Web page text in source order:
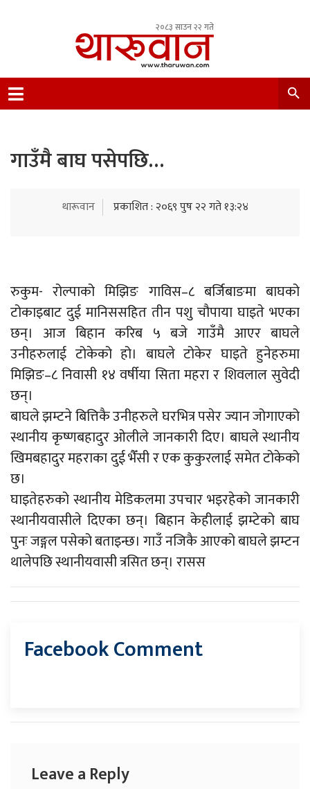
२०८३ साउन २२ गते
Nepal.
गाउँमै बाघ पसेपछि…
थारूवान प्रकाशित : २०६९ पुष २२ गते १३:२४
रुकुम- रोल्पाको मिझिङ गाविस–८ बर्जिबाङमा बाघको
टोकाइबाट दुई मानिससहित तीन पशु चौपाया घाइते भएका
छन्। आज बिहान करिब ५ बजे गाउँमै आएर बाघले
उनीहरुलाई टोकेको हो। बाघले टोकेर घाइते हुनेहरुमा
मिझिङ–८ निवासी १४ वर्षीया सिता महरा र शिवलाल सुवेदी
छन्।
बाघले झम्टने बित्तिकै उनीहरुले घरभित्र पसेर ज्यान जोगाएको
स्थानीय कृष्णबहादुर ओलीले जानकारी दिए। बाघले स्थानीय
खिमबहादुर महराका दुई भैँसी र एक कुकुरलाई समेत टोकेको
छ।
घाइतेहरुको स्थानीय मेडिकलमा उपचार भइरहेको जानकारी
स्थानीयवासीले दिएका छन्। बिहान केहीलाई झम्टेको बाघ
पुनः जङ्गल पसेको बताइन्छ। गाउँ नजिकै आएको बाघले झम्टन
थालेपछि स्थानीयवासी त्रसित छन्। रासस
Facebook Comment
Leave a Reply